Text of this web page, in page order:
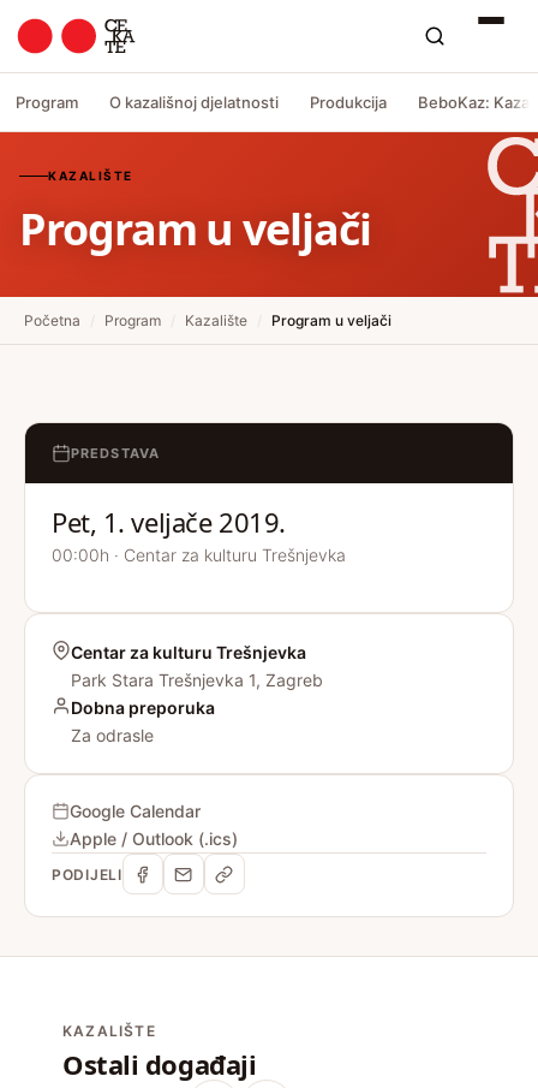
Program O kazališnoj djelatnosti Produkcija BeboKaz:
KAZALIŠTE
Program u veljači
Početna Program Kazalište Program u veljači
PREDSTAVA
Pet, 1. veljače 2019.
00:00h · Centar za kulturu Trešnjevka
Centar za kulturu Trešnjevka
Park Stara Trešnjevka 1, Zagreb
Dobna preporuka
Za odrasle
Google Calendar
Apple / Outlook (.ics)
PODIJELI
KAZALIŠTE
Ostali događaji